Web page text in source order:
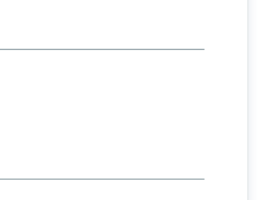
with U